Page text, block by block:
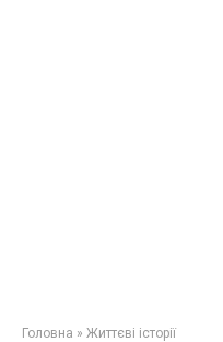
Головна » Життєві історії